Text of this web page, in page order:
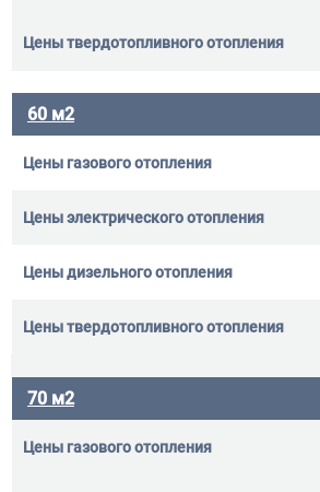
60 м2
70 м2